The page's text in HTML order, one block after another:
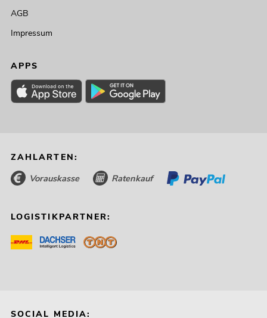
EUROLITE Set 2x LED TMH-S90 + Case
No. 20000743
Bestand reicht ca. 12 Wo.
1.199,00
AGB
Impressum
APPS
ZAHLARTEN:
Vorauskasse Ratenkauf
LOGISTIKPARTNER:
SOCIAL MEDIA: